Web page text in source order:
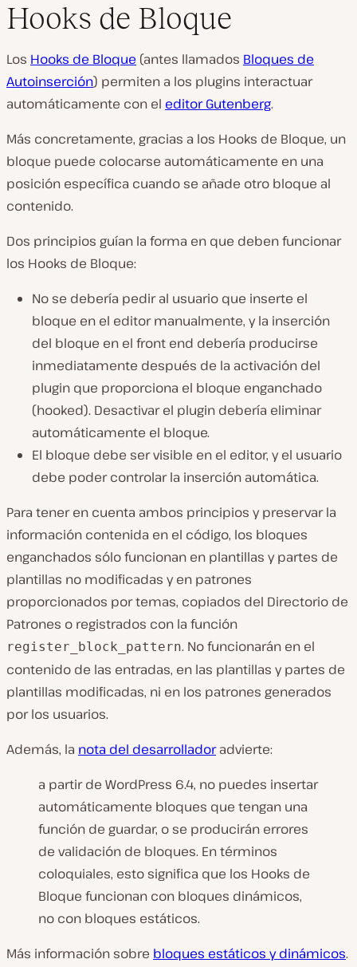
Hooks de Bloque
Los Hooks de Bloque (antes llamados Bloques de
Autoinserción) permiten a los plugins interactuar
automáticamente con el editor Gutenberg.
Más concretamente, gracias a los Hooks de Bloque, un
bloque puede colocarse automáticamente en una
posición específica cuando se añade otro bloque al
contenido.
Dos principios guían la forma en que deben funcionar
los Hooks de Bloque:
No se debería pedir al usuario que inserte el
bloque en el editor manualmente, y la inserción
del bloque en el front end debería producirse
inmediatamente después de la activación del
plugin que proporciona el bloque enganchado
(hooked). Desactivar el plugin debería eliminar
automáticamente el bloque.
El bloque debe ser visible en el editor, y el usuario
debe poder controlar la inserción automática.
Para tener en cuenta ambos principios y preservar la
información contenida en el código, los bloques
enganchados sólo funcionan en plantillas y partes de
plantillas no modificadas y en patrones
proporcionados por temas, copiados del Directorio de
Patrones o registrados con la función
register_block_pattern. No funcionarán en el
contenido de las entradas, en las plantillas y partes de
plantillas modificadas, ni en los patrones generados
por los usuarios.
Además, la nota del desarrolladoradvierte:
a partir de WordPress 6.4, no puedes insertar
automáticamente bloques que tengan una
función de guardar, o se producirán errores
de validación de bloques. En términos
coloquiales, esto significa que los Hooks de
Bloque funcionan con bloques dinámicos,
no con bloques estáticos.
Más información sobre bloques estáticos y dinámicos.